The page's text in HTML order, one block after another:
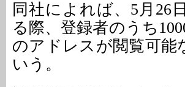
同社によれば、5月26
る際、登録者のうち
のアドレスが閲覧可能
いう。